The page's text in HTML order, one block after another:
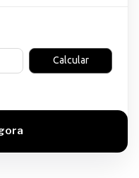
Calcular